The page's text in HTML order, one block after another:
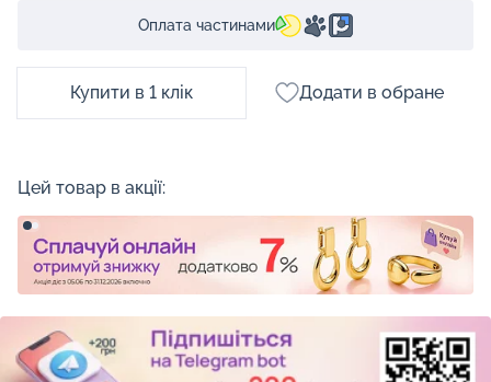
Оплата частинами
Купити в 1 клік Додати в обране
Цей товар в акції: